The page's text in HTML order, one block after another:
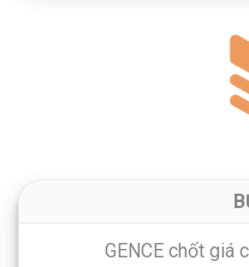
GENCE chốt giá